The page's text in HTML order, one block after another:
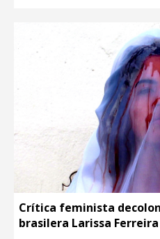
Crítica feminista
brasilera Larissa Ferreira